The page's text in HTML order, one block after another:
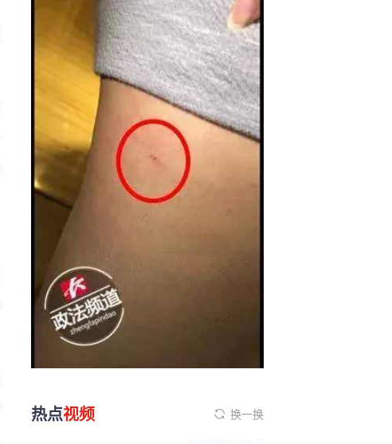
热点视频 换一换